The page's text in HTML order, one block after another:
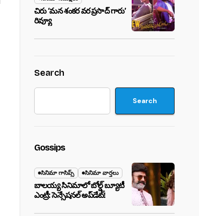
చిరు ‘మ‌న శంక‌ర వ‌ర ప్ర‌సాద్ గారు’
రివ్యూ
Search
Search
Gossips
సినిమా గాసిప్స్ సినిమా వార్తలు
బాలయ్య సినిమాలో బోల్డ్ బ్యూటీ
ఎంట్రీ: సెన్సేషనల్ అప్‌డేట్!